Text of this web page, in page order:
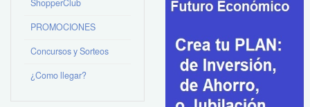
ShopperClub
PROMOCIONES
Concursos y Sorteos
¿Como llegar?